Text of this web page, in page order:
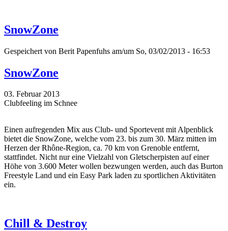
SnowZone
Gespeichert von Berit Papenfuhs am/um So, 03/02/2013 - 16:53
SnowZone
03. Februar 2013
Clubfeeling im Schnee
Einen aufregenden Mix aus Club- und Sportevent mit Alpenblick
bietet die SnowZone, welche vom 23. bis zum 30. März mitten im
Herzen der Rhône-Region, ca. 70 km von Grenoble entfernt,
stattfindet. Nicht nur eine Vielzahl von Gletscherpisten auf einer
Höhe von 3.600 Meter wollen bezwungen werden, auch das Burton
Freestyle Land und ein Easy Park laden zu sportlichen Aktivitäten
ein.
Chill & Destroy